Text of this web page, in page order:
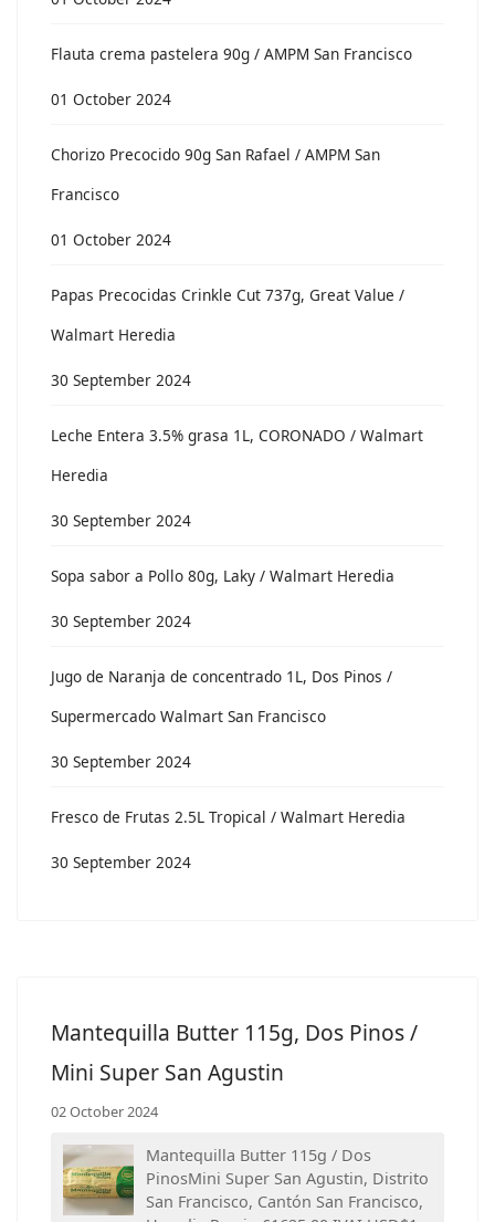
Flauta crema pastelera 90g / AMPM San Francisco
01 October 2024
Chorizo Precocido 90g San Rafael / AMPM San
Francisco
01 October 2024
Papas Precocidas Crinkle Cut 737g, Great Value /
Walmart Heredia
30 September 2024
Leche Entera 3.5% grasa 1L, CORONADO / Walmart
Heredia
30 September 2024
Sopa sabor a Pollo 80g, Laky / Walmart Heredia
30 September 2024
Jugo de Naranja de concentrado 1L, Dos Pinos /
Supermercado Walmart San Francisco
30 September 2024
Fresco de Frutas 2.5L Tropical / Walmart Heredia
30 September 2024
Mantequilla Butter 115g, Dos Pinos /
Mini Super San Agustin
02 October 2024
Mantequilla Butter 115g / Dos
PinosMini Super San Agustin, Distrito
San Francisco, Cantón San Francisco,